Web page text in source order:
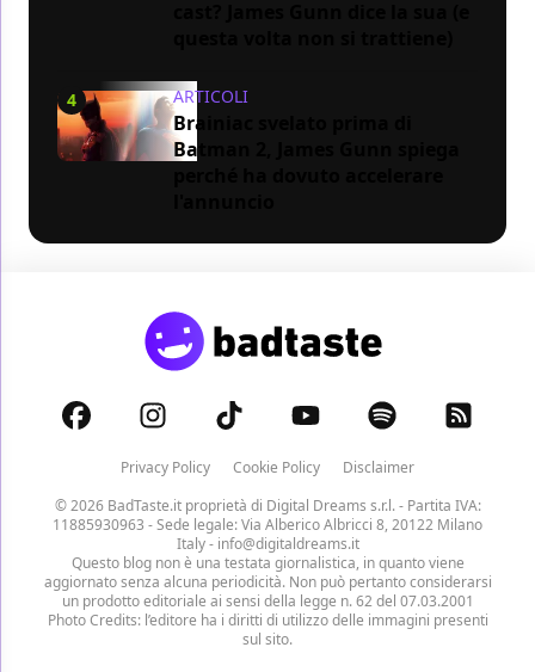
4 ARTICOLI
Brainiac svelato prima di
Batman 2, James Gunn spiega
Privacy Policy Cookie Policy
Disclaimer
© 2026 BadTaste.it proprietà di Digital Dreams s.r.l.- Partita IVA:
11885930963 - Sede legale: Via Alberico Albricci 8, 20122 Milano
Italy - info@digitaldreams.it
Questo blog non è una testata giornalistica, in quanto viene
aggiornato senza alcuna periodicità. Non può pertanto considerarsi
un prodotto editoriale ai sensi della legge n. 62 del 07.03.2001
Photo Credits: l’editore ha i diritti di utilizzo delle immagini presenti
sul sito.